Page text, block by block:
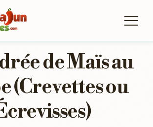
de Maïs au
(Crevettes ou